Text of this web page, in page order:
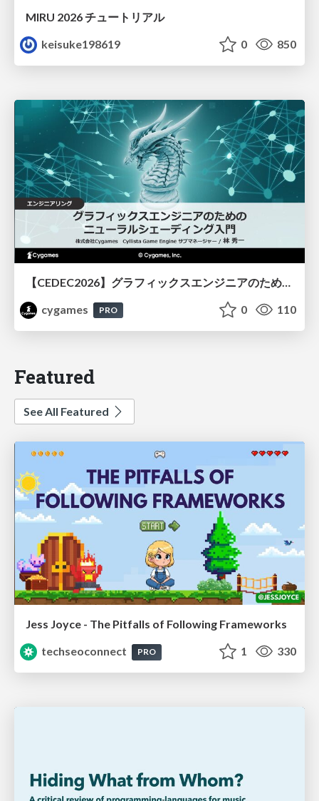
MIRU 2026 チュートリアル
keisuke198619
0 850
【CEDEC2026】グラフィックスエンジニアのためのニューラルシェーディング入門
cygames
PRO 0 110
Featured
See All Featured
Jess Joyce - The Pitfalls of Following Frameworks
techseoconnect
PRO 1 330